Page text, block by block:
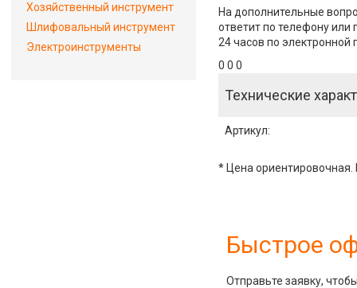
На дополнительные
ответит по телефону или
24 часов по электронной
0 0 0
Технические
Артикул:
* Цена ориентировочная.
Быстрое
Отправьте заявку,
Хозяйственный инструмент
Шлифовальный инструмент
Электроинструменты